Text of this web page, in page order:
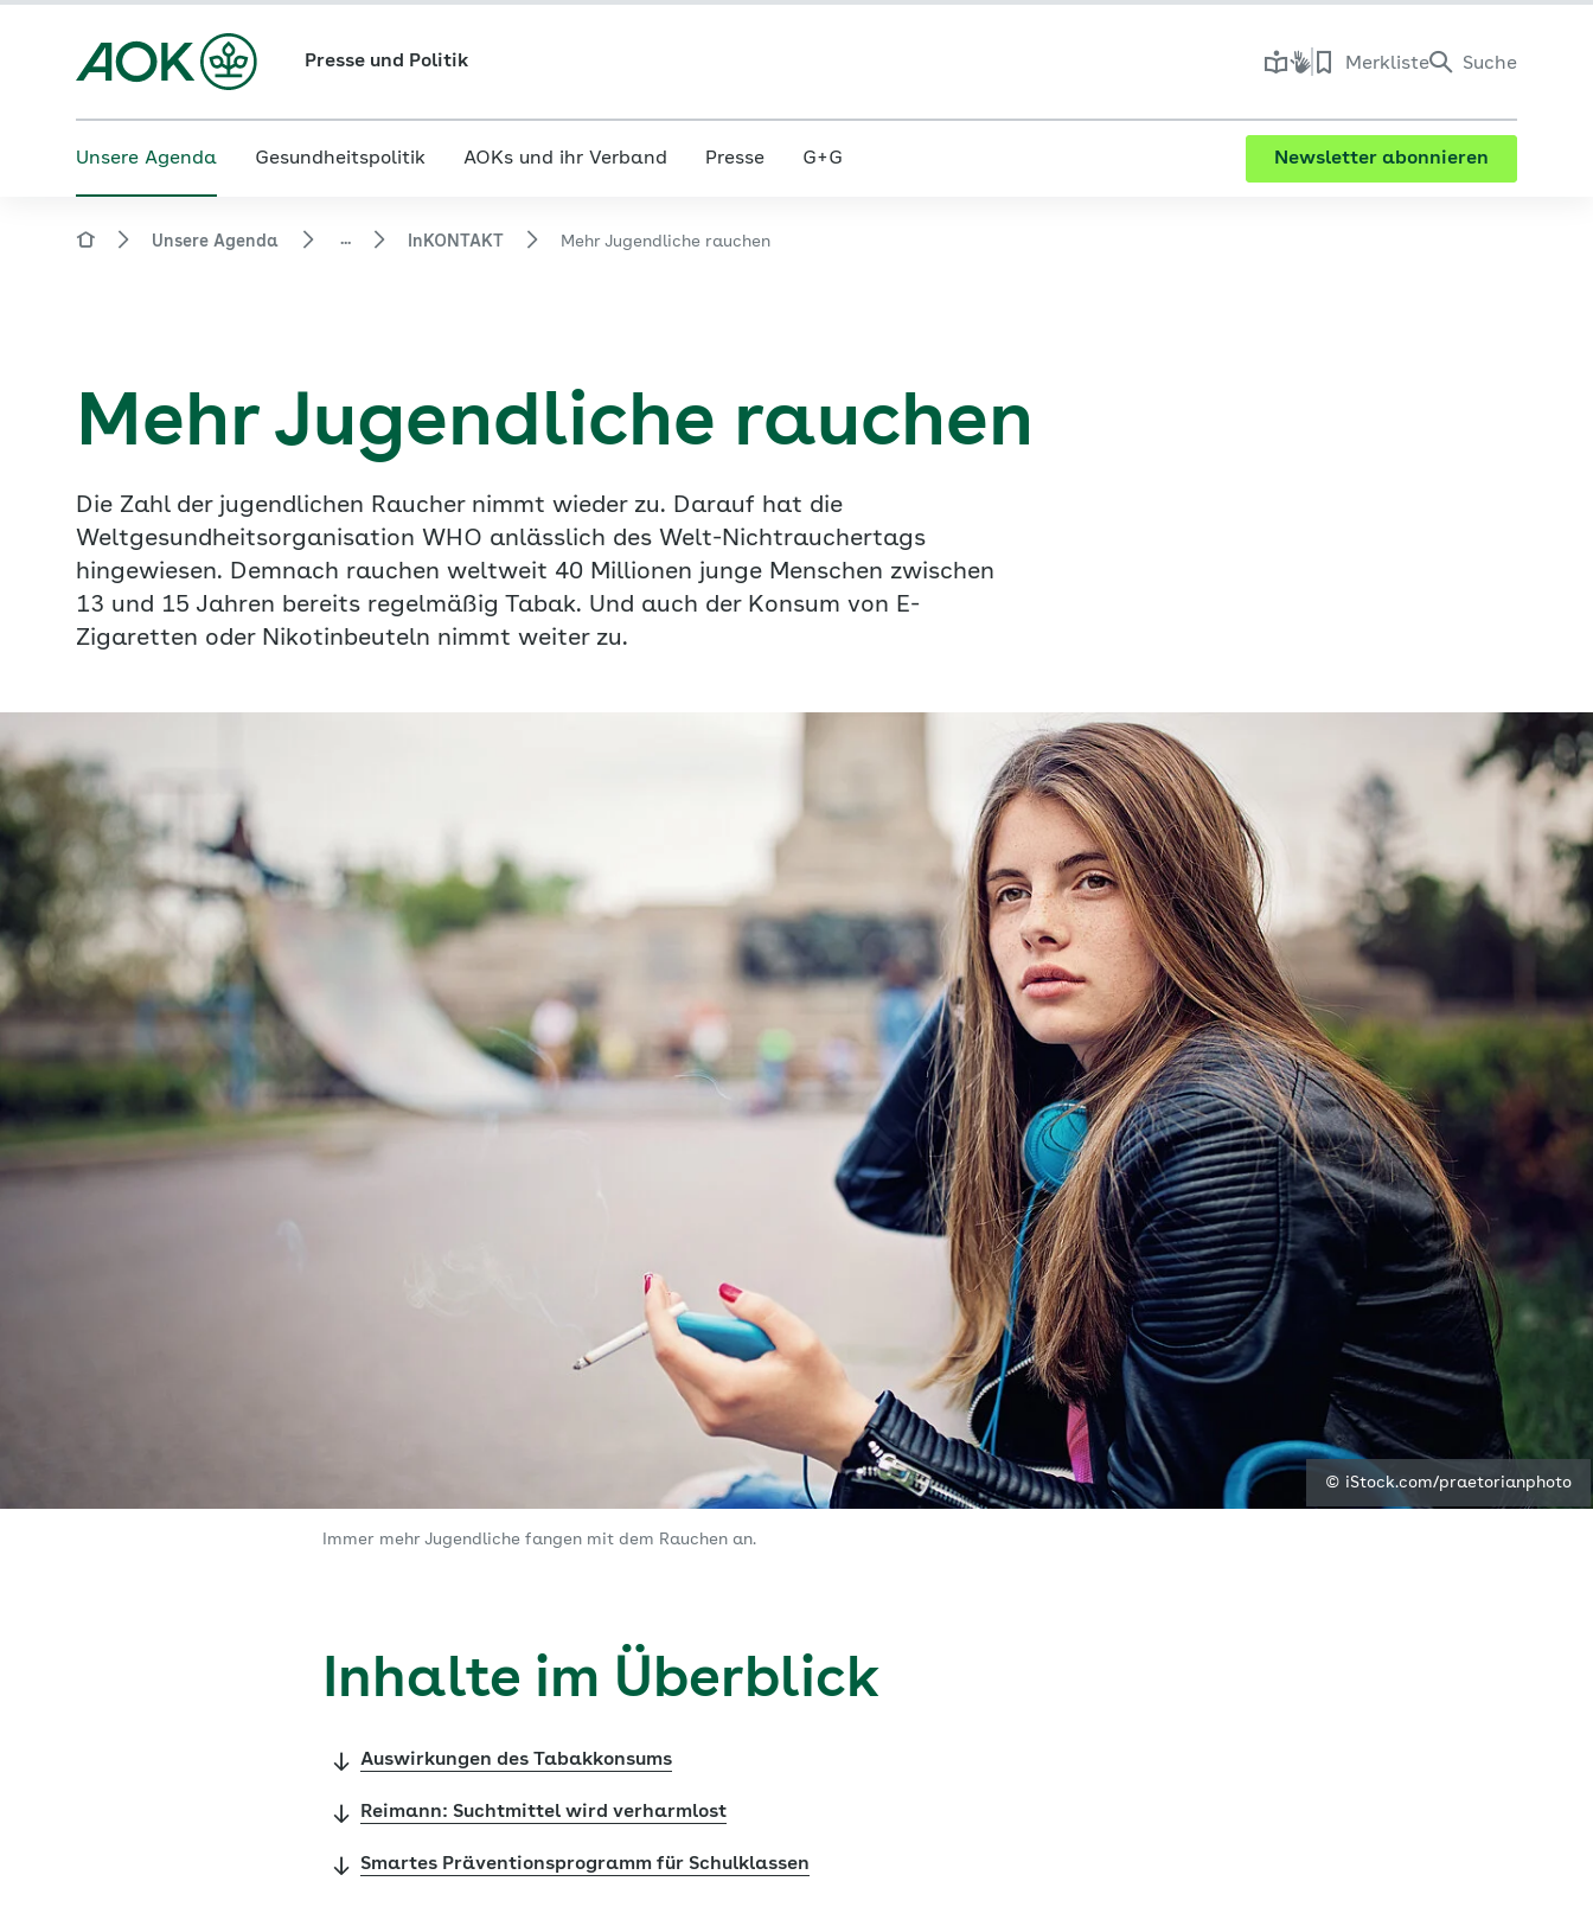
Presse und Politik Merkliste Suche
Unsere Agenda Gesundheitspolitik AOKs und ihr Verband Presse G+G Newsletter abonnieren
Unsere Agenda ... InKONTAKT Mehr Jugendliche rauchen
Mehr Jugendliche rauchen
Die Zahl der jugendlichen Raucher nimmt wieder zu. Darauf hat die
Weltgesundheitsorganisation WHO anlässlich des Welt-Nichtrauchertags
hingewiesen. Demnach rauchen weltweit 40 Millionen junge Menschen zwischen
13 und 15 Jahren bereits regelmäßig Tabak. Und auch der Konsum von E-
Zigaretten oder Nikotinbeuteln nimmt weiter zu.
© iStock.com/praetorianphoto
Immer mehr Jugendliche fangen mit dem Rauchen an.
Inhalte im Überblick
Auswirkungen des Tabakkonsums
Reimann: Suchtmittel wird verharmlost
Smartes Präventionsprogramm für Schulklassen